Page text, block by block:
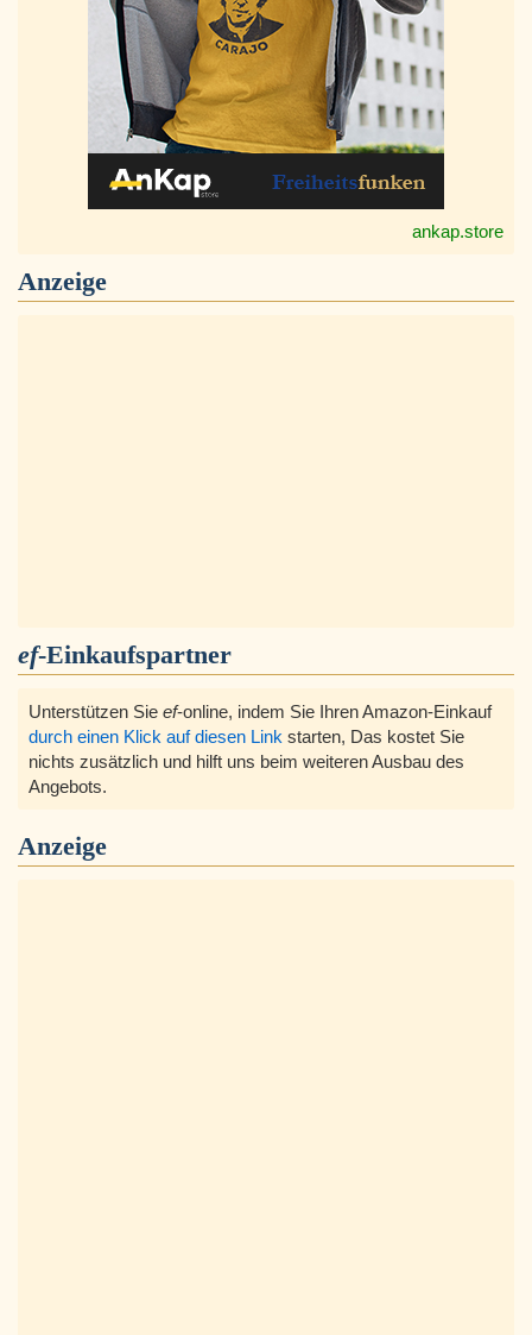
ankap.store
Anzeige
ef-Einkaufspartner
Unterstützen Sie ef-online, indem Sie Ihren Amazon-Einkauf
durch einen Klick auf diesen Link starten, Das kostet Sie
nichts zusätzlich und hilft uns beim weiteren Ausbau des
Angebots.
Anzeige